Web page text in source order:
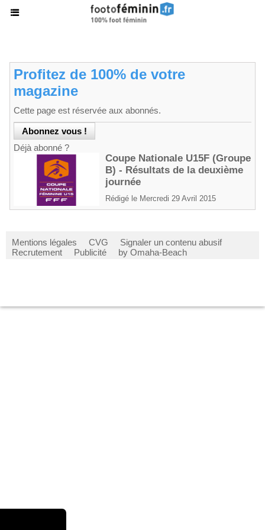
Profitez de 100% de votre
magazine
Cette page est réservée aux abonnés.
Déjà abonné ?
Coupe Nationale U15F (Groupe
B) - Résultats de la deuxième
journée
Rédigé le Mercredi 29 Avril 2015
Mentions légales CVG
Signaler un contenu abusif
Recrutement
Publicité by Omaha-Beach